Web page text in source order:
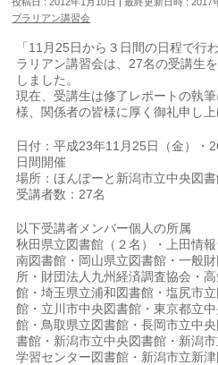
ブラリアン講習会
「11月25日から３日間の日程で行
ラリアン講習会は、27名の受講生
しました。
現在、受講生は修了レポートの執
様、関係者の皆様に厚く御礼申し上
日付：平成23年11月25日（金）・
日間開催
場所：ほんぽーと新潟市立中央図
受講者数：27名
以下受講者メンバー個人の所属
秋田県立図書館（２名）・上田情
南図書館・岡山県立図書館・一般
所・財団法人九州経済調査協会・
館・埼玉県立浦和図書館・塩尻市
館・立川市中央図書館・東京都立
館・鳥取県立図書館・長岡市立中
書館・新潟市立中央図書館・新潟
学習センター図書館・新潟市立新